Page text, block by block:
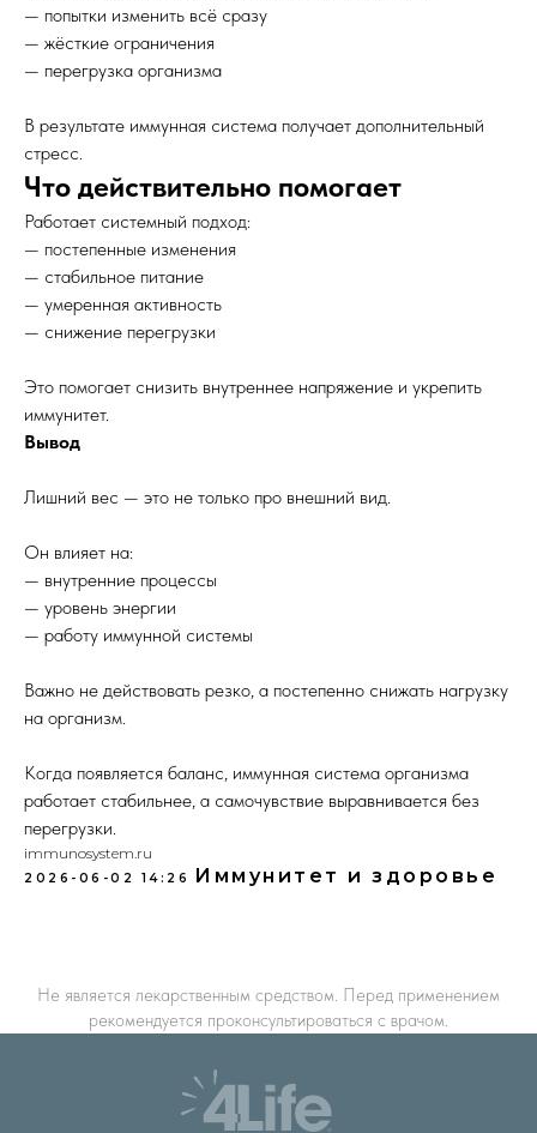
— попытки изменить всё сразу
— жёсткие ограничения
— перегрузка организма
В результате иммунная система получает дополнительный
стресс.
Что действительно помогает
Работает системный подход:
— постепенные изменения
— стабильное питание
— умеренная активность
— снижение перегрузки
Это помогает снизить внутреннее напряжение и укрепить
иммунитет.
Вывод
Лишний вес — это не только про внешний вид.
Он влияет на:
— внутренние процессы
— уровень энергии
— работу иммунной системы
Важно не действовать резко, а постепенно снижать нагрузку
на организм.
Когда появляется баланс, иммунная система организма
работает стабильнее, а самочувствие выравнивается без
перегрузки.
immunosystem.ru
2026-06-02 14:26 Иммунитет и здоровье
Не является лекарственным средством. Перед применением
рекомендуется проконсультироваться с врачом.